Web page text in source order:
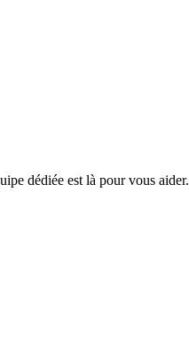
dédiée est là pour vous aider.